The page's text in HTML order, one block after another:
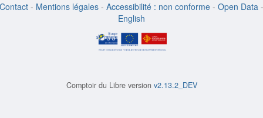
Contact - Mentions légales - Accessibilité : non conforme - Open Data -
English
Comptoir du Libre version v2.13.2_DEV